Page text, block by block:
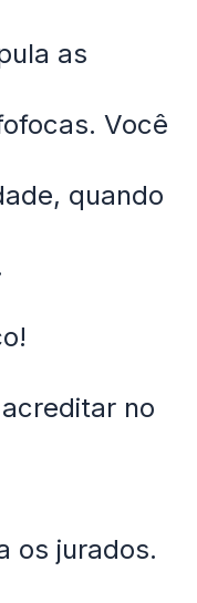
as
Você
quando
no
os jurados.